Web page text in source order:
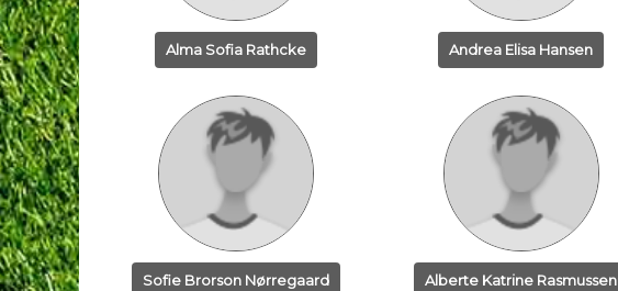
Alma Sofia Rathcke Andrea Elisa Hansen
Sofie Brorson Nørregaard Alberte Katrine Rasmussen